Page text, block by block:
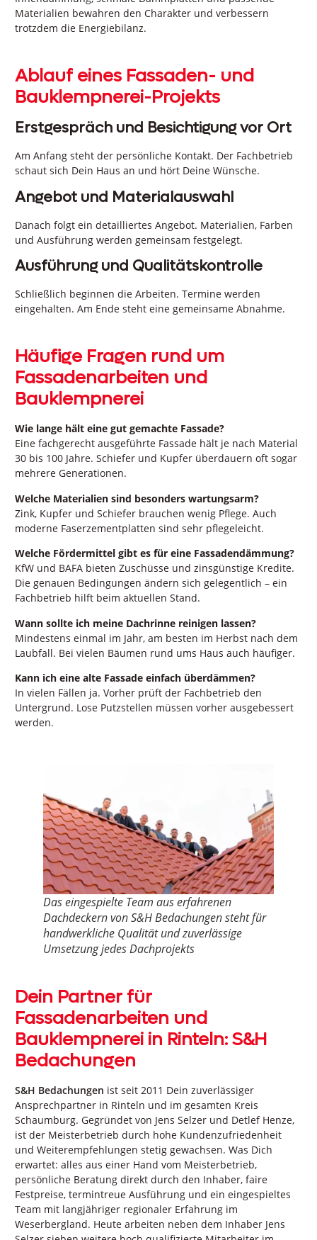
Materialien bewahren den Charakter und verbessern
trotzdem die Energiebilanz.
Ablauf eines Fassaden- und
Bauklempnerei-Projekts
Erstgespräch und Besichtigung vor Ort
Am Anfang steht der persönliche Kontakt. Der Fachbetrieb
schaut sich Dein Haus an und hört Deine Wünsche.
Angebot und Materialauswahl
Danach folgt ein detailliertes Angebot. Materialien, Farben
und Ausführung werden gemeinsam festgelegt.
Ausführung und Qualitätskontrolle
Schließlich beginnen die Arbeiten. Termine werden
eingehalten. Am Ende steht eine gemeinsame Abnahme.
Häufige Fragen rund um
Fassadenarbeiten und
Bauklempnerei
Wie lange hält eine gut gemachte Fassade?
Eine fachgerecht ausgeführte Fassade hält je nach Material
30 bis 100 Jahre. Schiefer und Kupfer überdauern oft sogar
mehrere Generationen.
Welche Materialien sind besonders wartungsarm?
Zink, Kupfer und Schiefer brauchen wenig Pflege. Auch
moderne Faserzementplatten sind sehr pflegeleicht.
Welche Fördermittel gibt es für eine Fassadendämmung?
KfW und BAFA bieten Zuschüsse und zinsgünstige Kredite.
Die genauen Bedingungen ändern sich gelegentlich – ein
Fachbetrieb hilft beim aktuellen Stand.
Wann sollte ich meine Dachrinne reinigen lassen?
Mindestens einmal im Jahr, am besten im Herbst nach dem
Laubfall. Bei vielen Bäumen rund ums Haus auch häufiger.
Kann ich eine alte Fassade einfach überdämmen?
In vielen Fällen ja. Vorher prüft der Fachbetrieb den
Untergrund. Lose Putzstellen müssen vorher ausgebessert
werden.
Das eingespielte Team aus erfahrenen
Dachdeckern von S&H Bedachungen steht für
handwerkliche Qualität und zuverlässige
Umsetzung jedes Dachprojekts
Dein Partner für
Fassadenarbeiten und
Bauklempnerei in Rinteln: S&H
Bedachungen
S&H Bedachungen ist seit 2011 Dein zuverlässiger
Ansprechpartner in Rinteln und im gesamten Kreis
Schaumburg. Gegründet von Jens Selzer und Detlef Henze,
ist der Meisterbetrieb durch hohe Kundenzufriedenheit
und Weiterempfehlungen stetig gewachsen. Was Dich
erwartet: alles aus einer Hand vom Meisterbetrieb,
persönliche Beratung direkt durch den Inhaber, faire
Festpreise, termintreue Ausführung und ein eingespieltes
Team mit langjähriger regionaler Erfahrung im
Weserbergland. Heute arbeiten neben dem Inhaber Jens